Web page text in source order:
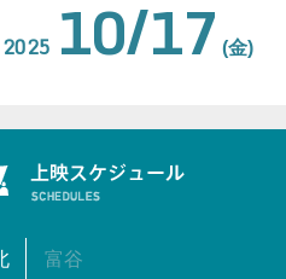
2025 10/17 (金)
富谷